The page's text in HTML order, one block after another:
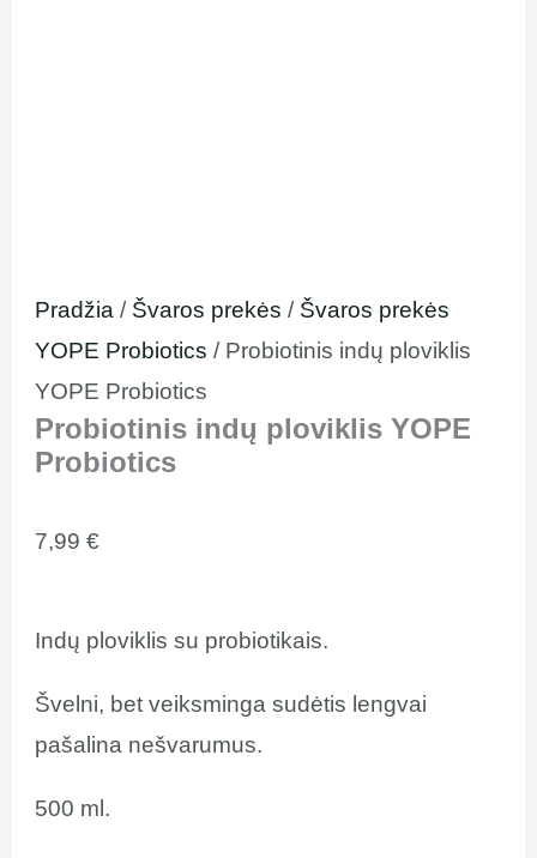
Pradžia / Švaros prekės / Švaros prekės
YOPE Probiotics / Probiotinis indų ploviklis
YOPE Probiotics
Probiotinis indų ploviklis YOPE
Probiotics
7,99€
Indų ploviklis su probiotikais.
Švelni, bet veiksminga sudėtis lengvai
pašalina nešvarumus.
500 ml.